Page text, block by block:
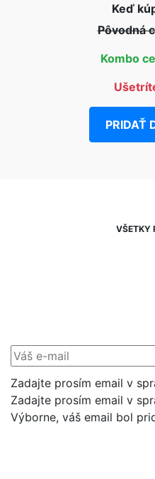
Keď
Pôvodná
Kombo
PRIDAŤ
VŠETKY
Zadajte prosím email v
Zadajte prosím email v
Výborne, váš email bol